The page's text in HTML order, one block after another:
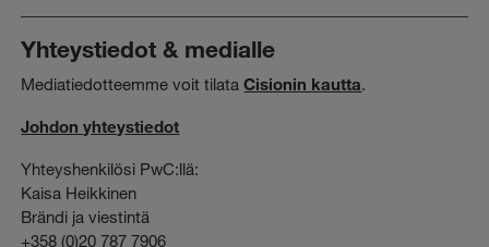
Yhteystiedot & medialle
Mediatiedotteemme voit tilataCisionin kautta
Johdon yhteystiedot
Yhteyshenkilösi PwC:llä:
Kaisa Heikkinen
Brändi ja viestintä
+358 (0)20 787 7906